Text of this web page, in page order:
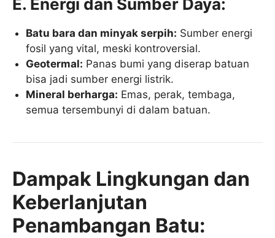
E. Energi dan Sumber Daya:
Batu bara dan minyak serpih: Sumber energi
fosil yang vital, meski kontroversial.
Geotermal: Panas bumi yang diserap batuan
bisa jadi sumber energi listrik.
Mineral berharga: Emas, perak, tembaga,
semua tersembunyi di dalam batuan.
Dampak Lingkungan dan
Keberlanjutan
Penambangan Batu: